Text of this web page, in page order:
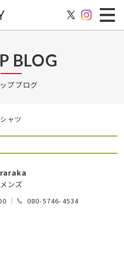
BLOG
プブログ
ャツ
ンズ
080-5746-4534